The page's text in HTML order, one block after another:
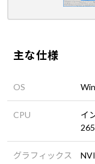
主な仕様
OS
CPU
イ
グラフィックス